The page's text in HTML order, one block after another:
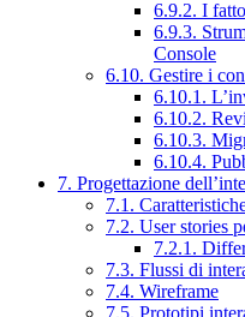
6.9.2. I
6.9.3.
Console
6.10. Gestire i
6.10.1.
6.10.2.
6.10.3.
6.10.4.
7. Progettazione
7.1.
7.2. User stories
7.2.1.
7.3. Flussi di
7.4. Wireframe
7.5. Prototipi